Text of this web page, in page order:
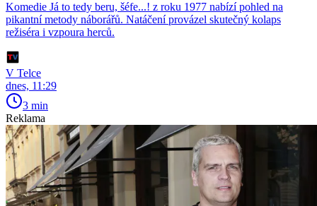
Komedie Já to tedy beru, šéfe...! z roku 1977 nabízí pohled na
pikantní metody náborářů. Natáčení provázel skutečný kolaps
režiséra i vzpoura herců.
V Telce
dnes, 11:29
3 min
Reklama